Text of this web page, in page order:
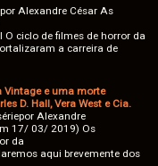
Alexandre César As
ciclo de filmes de horror da
a carreira de
Vintage e uma morte
D. Hall, Vera West e Cia.
Alexandre
17/ 03/ 2019) Os
da
aqui brevemente dos